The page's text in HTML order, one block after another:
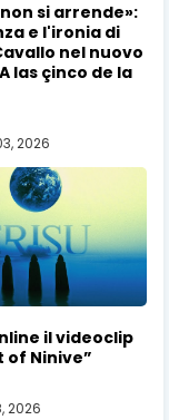
si arrende»:
e l'ironia di
nel nuovo
las çinco de la
2026
il videoclip
of Ninive”
2026